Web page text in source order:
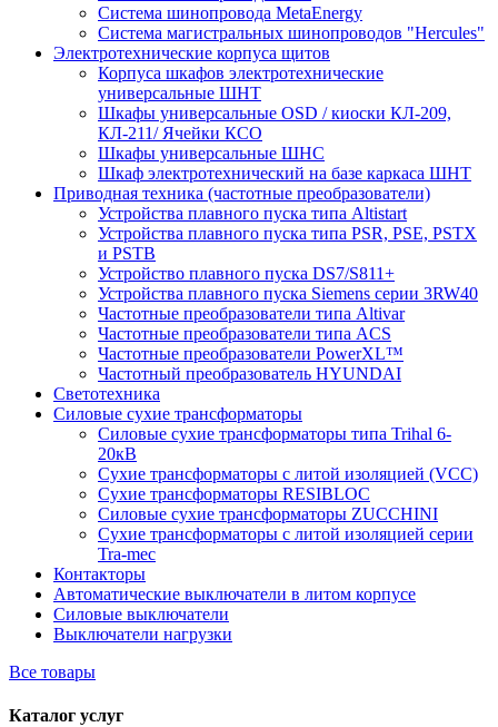
Система шинопровода MetaEnergy
Система магистральных шинопроводов "Hercules"
Электротехнические корпуса щитов
Корпуса шкафов электротехнические
универсальные ШНТ
Шкафы универсальные OSD / киоски КЛ-209,
КЛ-211/ Ячейки КСО
Шкафы универсальные ШНС
Шкаф электротехнический на базе каркаса ШНТ
Приводная техника (частотные преобразователи)
Устройства плавного пуска типа Altistart
Устройства плавного пуска типа PSR, PSE, PSTX
и PSTB
Устройство плавного пуска DS7/S811+
Устройства плавного пуска Siemens серии 3RW40
Частотные преобразователи типа Altivar
Частотные преобразователи типа ACS
Частотные преобразователи PowerXL™
Частотный преобразователь HYUNDAI
Светотехника
Силовые сухие трансформаторы
Силовые сухие трансформаторы типа Trihal 6-
20кВ
Сухие трансформаторы с литой изоляцией (VCC)
Сухие трансформаторы RESIBLOC
Силовые сухие трансформаторы ZUCCHINI
Сухие трансформаторы с литой изоляцией серии
Tra-mec
Контакторы
Автоматические выключатели в литом корпусе
Силовые выключатели
Выключатели нагрузки
Все товары
Каталог услуг